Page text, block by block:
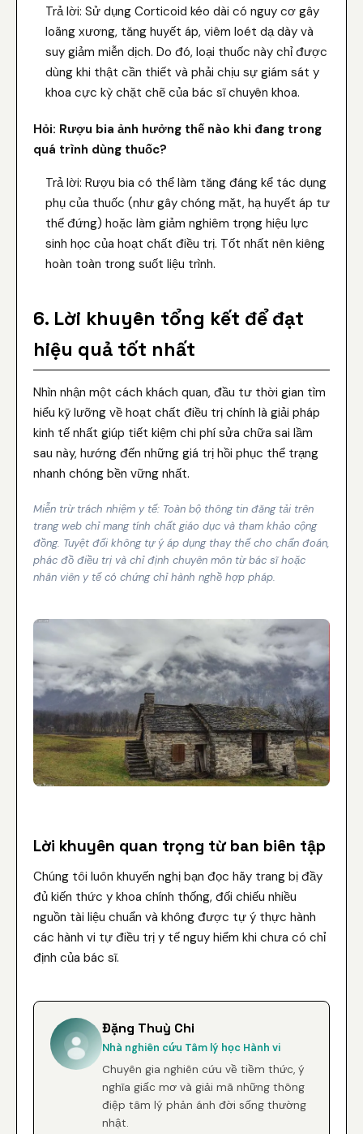
Trả lời: Sử dụng Corticoid kéo dài có nguy cơ gây
loãng xương, tăng huyết áp, viêm loét dạ dày và
suy giảm miễn dịch. Do đó, loại thuốc này chỉ được
dùng khi thật cần thiết và phải chịu sự giám sát y
khoa cực kỳ chặt chẽ của bác sĩ chuyên khoa.
Hỏi: Rượu bia ảnh hưởng thế nào khi đang trong
quá trình dùng thuốc?
Trả lời: Rượu bia có thể làm tăng đáng kể tác dụng
phụ của thuốc (như gây chóng mặt, hạ huyết áp tư
thế đứng) hoặc làm giảm nghiêm trọng hiệu lực
sinh học của hoạt chất điều trị. Tốt nhất nên kiêng
hoàn toàn trong suốt liệu trình.
6. Lời khuyên tổng kết để đạt
hiệu quả tốt nhất
Nhìn nhận một cách khách quan, đầu tư thời gian tìm
hiểu kỹ lưỡng về hoạt chất điều trị chính là giải pháp
kinh tế nhất giúp tiết kiệm chi phí sửa chữa sai lầm
sau này, hướng đến những giá trị hồi phục thể trạng
nhanh chóng bền vững nhất.
Miễn trừ trách nhiệm y tế: Toàn bộ thông tin đăng tải trên
trang web chỉ mang tính chất giáo dục và tham khảo cộng
đồng. Tuyệt đối không tự ý áp dụng thay thế cho chẩn đoán,
phác đồ điều trị và chỉ định chuyên môn từ bác sĩ hoặc
nhân viên y tế có chứng chỉ hành nghề hợp pháp.
Lời khuyên quan trọng từ ban biên tập
Chúng tôi luôn khuyến nghị bạn đọc hãy trang bị đầy
đủ kiến thức y khoa chính thống, đối chiếu nhiều
nguồn tài liệu chuẩn và không được tự ý thực hành
các hành vi tự điều trị y tế nguy hiểm khi chưa có chỉ
định của bác sĩ.
Đặng Thuỳ Chi
Nhà nghiên cứu Tâm lý học Hành vi
Chuyên gia nghiên cứu về tiềm thức, ý
nghĩa giấc mơ và giải mã những thông
điệp tâm lý phản ánh đời sống thường
nhật.